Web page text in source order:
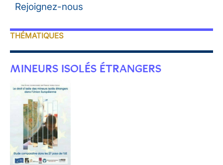
Rejoignez-nous
THÉMATIQUES
MINEURS ISOLÉS ÉTRANGERS